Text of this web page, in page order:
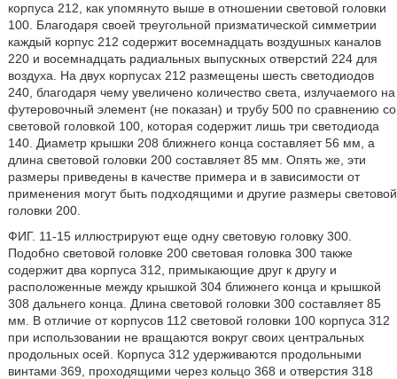
корпуса 212, как упомянуто выше в отношении световой головки
100. Благодаря своей треугольной призматической симметрии
каждый корпус 212 содержит восемнадцать воздушных каналов
220 и восемнадцать радиальных выпускных отверстий 224 для
воздуха. На двух корпусах 212 размещены шесть светодиодов
240, благодаря чему увеличено количество света, излучаемого на
футеровочный элемент (не показан) и трубу 500 по сравнению со
световой головкой 100, которая содержит лишь три светодиода
140. Диаметр крышки 208 ближнего конца составляет 56 мм, а
длина световой головки 200 составляет 85 мм. Опять же, эти
размеры приведены в качестве примера и в зависимости от
применения могут быть подходящими и другие размеры световой
головки 200.
ФИГ. 11-15 иллюстрируют еще одну световую головку 300.
Подобно световой головке 200 световая головка 300 также
содержит два корпуса 312, примыкающие друг к другу и
расположенные между крышкой 304 ближнего конца и крышкой
308 дальнего конца. Длина световой головки 300 составляет 85
мм. В отличие от корпусов 112 световой головки 100 корпуса 312
при использовании не вращаются вокруг своих центральных
продольных осей. Корпуса 312 удерживаются продольными
винтами 369, проходящими через кольцо 368 и отверстия 318